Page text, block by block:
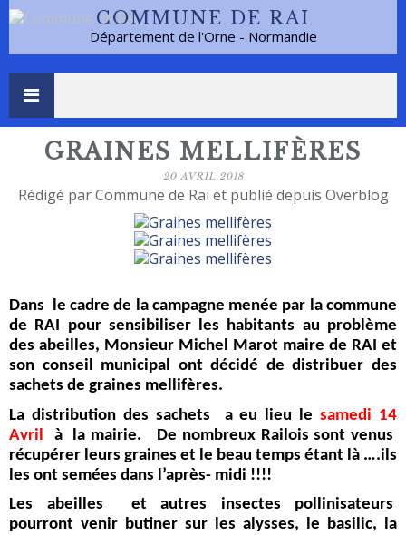
COMMUNE DE RAI
Département de l'Orne - Normandie
GRAINES MELLIFÈRES
20 AVRIL 2018
Rédigé par Commune de Rai et publié depuis Overblog
Dans le cadre de la campagne menée par la commune
de RAI pour sensibiliser les habitants au problème
des abeilles, Monsieur Michel Marot maire de RAI et
son conseil municipal ont décidé de distribuer des
sachets de graines mellifères.
La distribution des sachets a eu lieu lesamedi 14
Avril à la mairie.
De nombreux Railois sont venus
récupérer leurs graines et le beau temps étant là ….ils
les ont semées dans l’après- midi !!!!
Les abeilles et autres insectes pollinisateurs
pourront venir butiner sur les alysses, le basilic, la